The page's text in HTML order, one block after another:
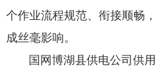
个作业流程规范、 衔接顺畅，
成丝毫影响。
国网博湖县供电公司供